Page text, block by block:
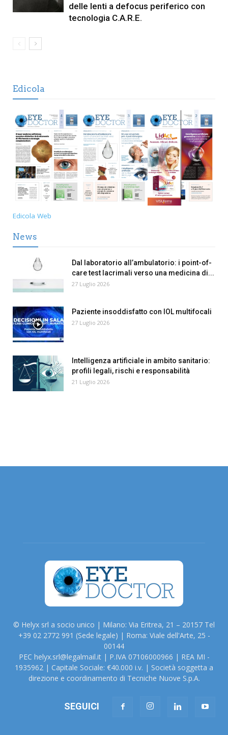
delle lenti a defocus periferico con
tecnologia C.A.R.E.
Edicola
Edicola Web
News
Dal laboratorio all’ambulatorio: i point-of-
care test lacrimali verso una medicina di...
27 Luglio 2026
Paziente insoddisfatto con IOL multifocali
27 Luglio 2026
Intelligenza artificiale in ambito sanitario:
profili legali, rischi e responsabilità
21 Luglio 2026
© Helyx srl a socio unico | Milano: Via Eritrea, 21 – 20157 Tel
+39 02 2772 991 (Sede legale) | Roma: Viale dell'Arte, 25 -
00144
PEC helyx.srl@legalmail.it | P.IVA 07106000966 | REA MI -
1935962 | Capitale Sociale: €40.000 i.v. | Società soggetta a
direzione e coordinamento di Tecniche Nuove S.p.A.
SEGUICI